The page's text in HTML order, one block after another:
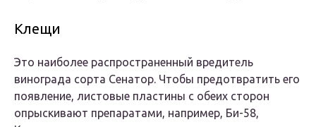
Клещи
Это наиболее распространенный вредитель
винограда сорта Сенатор. Чтобы предотвратить его
появление, листовые пластины с обеих сторон
опрыскивают препаратами, например, Би-58,